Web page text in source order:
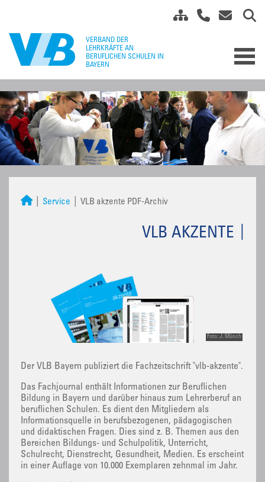
Service VLB akzente PDF-Archiv
VLB AKZENTE
Foto: J. Münch
Der VLB Bayern publiziert die Fachzeitschrift "vlb-akzente".
Das Fachjournal enthält Informationen zur Beruflichen
Bildung in Bayern und darüber hinaus zum Lehrerberuf an
beruflichen Schulen. Es dient den Mitgliedern als
Informationsquelle in berufsbezogenen, pädagogischen
und didaktischen Fragen. Dies sind z. B. Themen aus den
Bereichen Bildungs- und Schulpolitik, Unterricht,
Schulrecht, Dienstrecht, Gesundheit, Medien. Es erscheint
in einer Auflage von 10.000 Exemplaren zehnmal im Jahr.